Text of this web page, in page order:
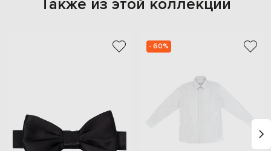
Также из этой коллекции
- 60%